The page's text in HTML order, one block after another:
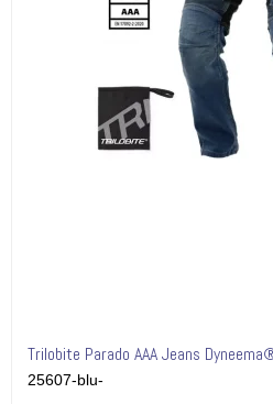
Trilobite Parado AAA Jeans
25607-blu-